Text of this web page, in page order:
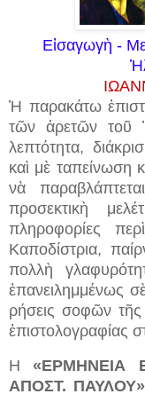
Εἰσαγωγὴ -
Ἡ παρακάτω
τῶν ἀρετῶν τοῦ
λεπτότητα,
καὶ μὲ ταπείνωση
νὰ
προσεκτικὴ
πληροφορίες
Καποδίστρια,
πολλὴ
ἐπανειλημμένως
ρήσεις σοφῶν τῆς
ἐπιστολογραφίας
Η«ΕΡΜΗΝΕΙΑ
ΑΠΟΣΤ. ΠΑΥΛΟΥ»